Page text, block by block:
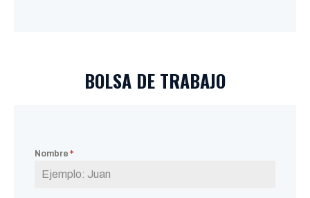
BOLSA DE TRABAJO
Nombre *